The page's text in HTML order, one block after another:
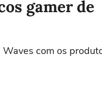
gamer de
com os